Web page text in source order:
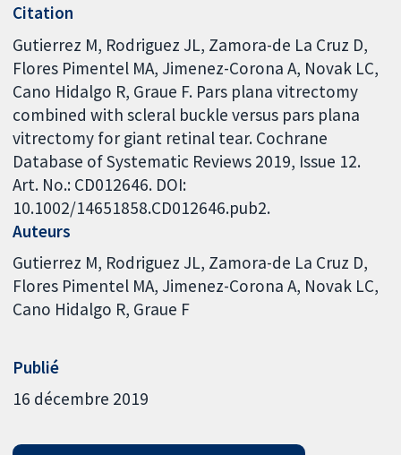
Citation
Gutierrez M, Rodriguez JL, Zamora-de La Cruz D,
Flores Pimentel MA, Jimenez-Corona A, Novak LC,
Cano Hidalgo R, Graue F. Pars plana vitrectomy
combined with scleral buckle versus pars plana
vitrectomy for giant retinal tear. Cochrane
Database of Systematic Reviews 2019, Issue 12.
Art. No.: CD012646. DOI:
10.1002/14651858.CD012646.pub2.
Auteurs
Gutierrez M Rodriguez JL Zamora-de La Cruz D
Flores Pimentel MA Jimenez-Corona A Novak LC
Cano Hidalgo R Graue F
Publié
16 décembre 2019